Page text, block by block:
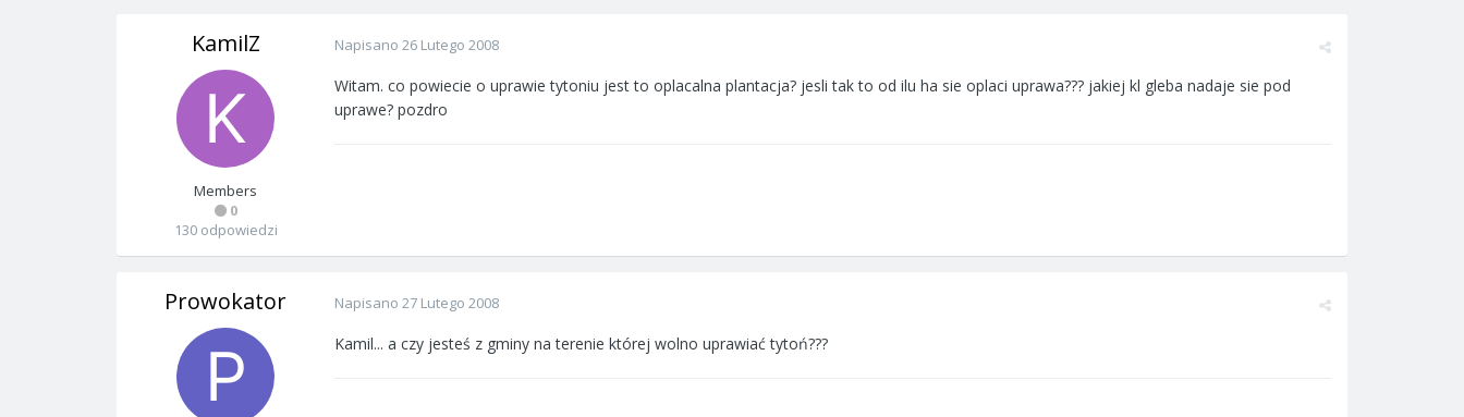
KamilZ
Members
0
130 odpowiedzi
Napisano 26 Lutego 2008
Witam. co powiecie o uprawie tytoniu jest to oplacalna plantacja? jesli tak to od ilu ha sie oplaci uprawa??? jakiej kl gleba nadaje sie pod
uprawe? pozdro
Prowokator Napisano 27 Lutego 2008
Kamil... a czy jesteś z gminy na terenie której wolno uprawiać tytoń???